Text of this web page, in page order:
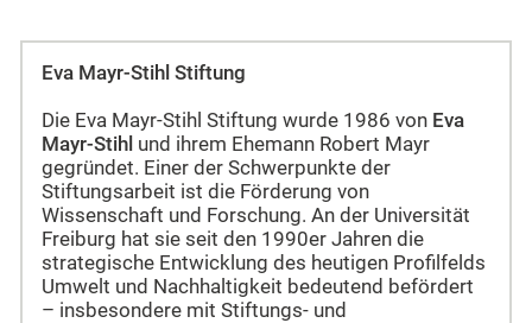
Eva Mayr-Stihl Stiftung
Die Eva Mayr-Stihl Stiftung wurde 1986 von Eva
Mayr-Stihl und ihrem Ehemann Robert Mayr
gegründet. Einer der Schwerpunkte der
Stiftungsarbeit ist die Förderung von
Wissenschaft und Forschung. An der Universität
Freiburg hat sie seit den 1990er Jahren die
strategische Entwicklung des heutigen Profilfelds
Umwelt und Nachhaltigkeit bedeutend befördert
– insbesondere mit Stiftungs- und